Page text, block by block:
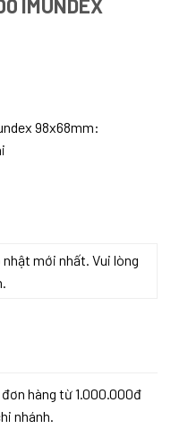
IMUNDEX
98x68mm:
mới nhất. Vui lòng
hàng từ 1.000.000đ
nhánh.